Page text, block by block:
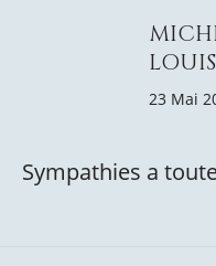
23 Mai
Sympathies a